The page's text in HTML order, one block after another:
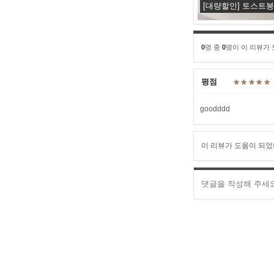
[대량할인] 토스트
0명 중 0명이 이 리뷰가
평점
goodddd
이 리뷰가 도움이 되